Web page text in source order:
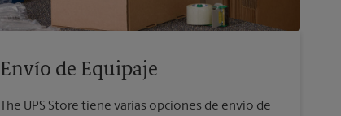
Envío de Equipaje
The UPS Store tiene varias opciones de envío de